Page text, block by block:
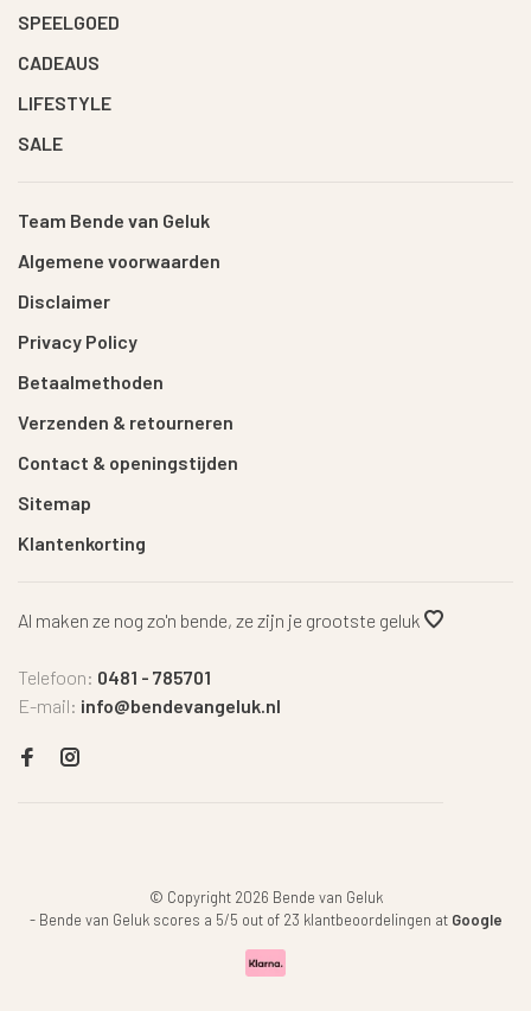
SPEELGOED
CADEAUS
LIFESTYLE
SALE
Team Bende van Geluk
Algemene voorwaarden
Disclaimer
Privacy Policy
Betaalmethoden
Verzenden & retourneren
Contact & openingstijden
Sitemap
Klantenkorting
Al maken ze nog zo'n bende, ze zijn je grootste geluk
Telefoon: 0481 - 785701
E-mail: info@bendevangeluk.nl
© Copyright 2026 Bende van Geluk
- Bende van Geluk scores a 5/5 out of 23 klantbeoordelingen at Google